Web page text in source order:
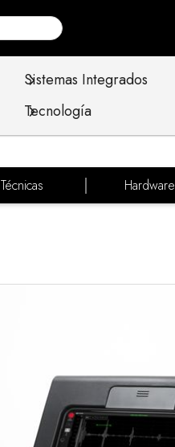
Sistemas Integrados
Tecnología
Técnicas Hardware